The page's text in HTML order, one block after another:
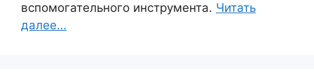
вспомогательного инструмента. Читать
далее…